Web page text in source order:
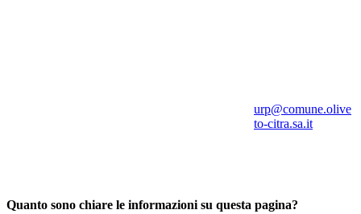
urp@comune.olive
to-citra.sa.it
Quanto sono chiare le informazioni su questa pagina?